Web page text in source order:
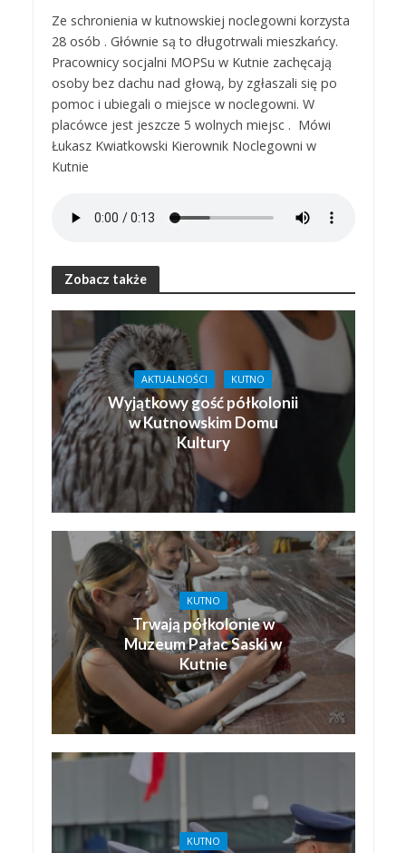
Ze schronienia w kutnowskiej noclegowni korzysta
28 osób . Głównie są to długotrwali mieszkańcy.
Pracownicy socjalni MOPSu w Kutnie zachęcają
osoby bez dachu nad głową, by zgłaszali się po
pomoc i ubiegali o miejsce w noclegowni. W
placówce jest jeszcze 5 wolnych miejsc . Mówi
Łukasz Kwiatkowski Kierownik Noclegowni w
Kutnie
Zobacz także
AKTUALNOŚCI KUTNO
Wyjątkowy gość półkolonii
w Kutnowskim Domu
Kultury
KUTNO
Trwają półkolonie w
Muzeum Pałac Saski w
Kutnie
KUTNO